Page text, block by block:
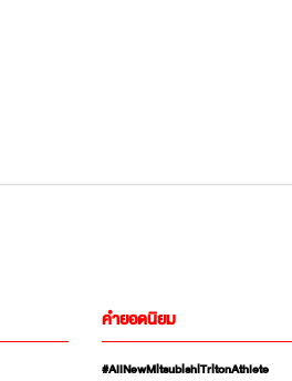
คำยอดนิยม
#AllNewMitsubishiTritonAthlete